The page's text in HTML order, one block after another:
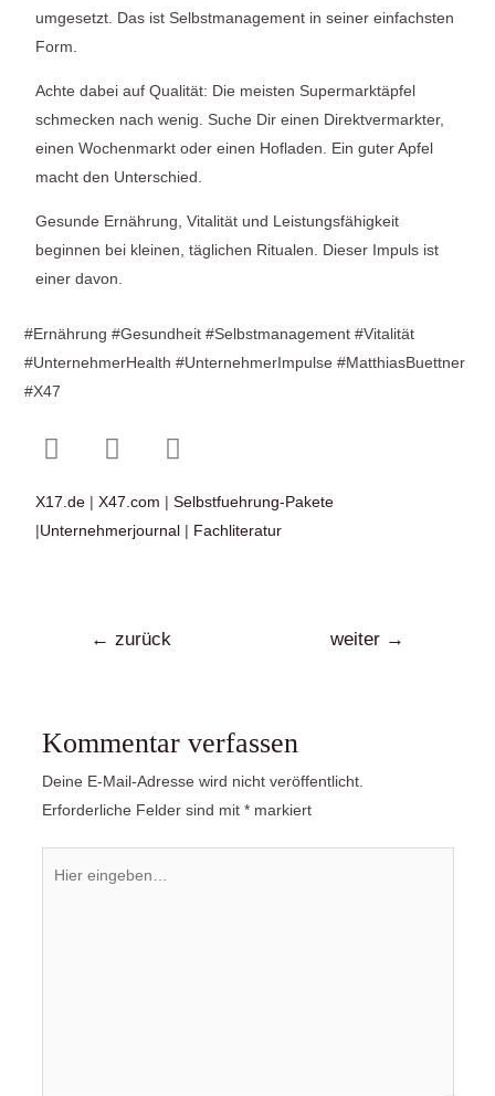
umgesetzt. Das ist Selbstmanagement in seiner einfachsten
Form.
Achte dabei auf Qualität: Die meisten Supermarktäpfel
schmecken nach wenig. Suche Dir einen Direktvermarkter,
einen Wochenmarkt oder einen Hofladen. Ein guter Apfel
macht den Unterschied.
Gesunde Ernährung, Vitalität und Leistungsfähigkeit
beginnen bei kleinen, täglichen Ritualen. Dieser Impuls ist
einer davon.
#Ernährung #Gesundheit #Selbstmanagement #Vitalität
#UnternehmerHealth #UnternehmerImpulse #MatthiasBuettner
#X47
X17.de| X47.com | Selbstfuehrung-Pakete
|Unternehmerjournal | Fachliteratur
← zurück weiter →
Kommentar verfassen
Deine E-Mail-Adresse wird nicht veröffentlicht.
Erforderliche Felder sind mit *markiert